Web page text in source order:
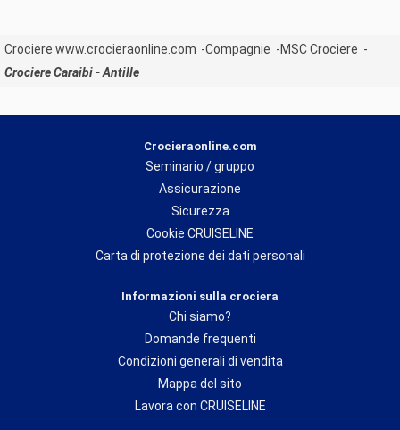
Crociere www.crocieraonline.com Compagnie
MSC Crociere
Crociere Caraibi - Antille
Crocieraonline.com
Seminario / gruppo
Assicurazione
Sicurezza
Cookie CRUISELINE
Carta di protezione dei dati personali
Informazioni sulla crociera
Chi siamo?
Domande frequenti
Condizioni generali di vendita
Mappa del sito
Lavora con CRUISELINE